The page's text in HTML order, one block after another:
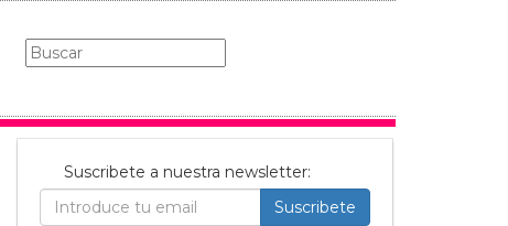
Suscribete a nuestra newsletter:
Suscribete